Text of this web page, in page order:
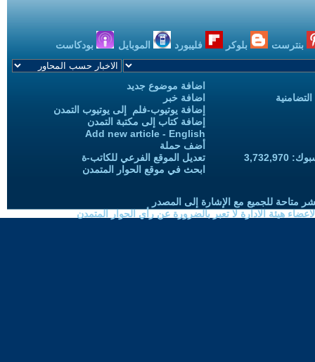
بنترست بلوكر فليبورد الموبايل بودكاست
اضافة موضوع جديد
اضافة خبر
إضافة يوتيوب-فلم إلى يوتيوب التمدن
إضافة كتاب إلى مكتبة التمدن
Add new article - English
أضف حملة
تعديل الموقع الفرعي للكاتب-ة
ابحث في موقع الحوار المتمدن
متاحة للجميع مع الإشارة إلى المصدر
هيئة الادارة لا تعبر بالضرورة عن رأي الحوار المتمدن